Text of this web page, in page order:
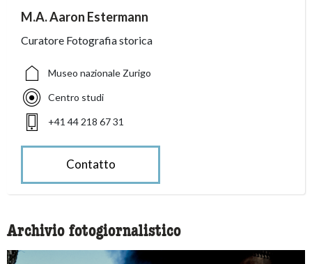
accessibility.sr-only.person_card_info
M.A. Aaron Estermann
Curatore Fotografia storica
accessibility.sr-only.museum
Museo nazionale Zurigo
accessibility.sr-only.departement
Centro studi
accessibility.sr-only.phone
+41 44 218 67 31
Contatto
Archivio fotogiornalistico